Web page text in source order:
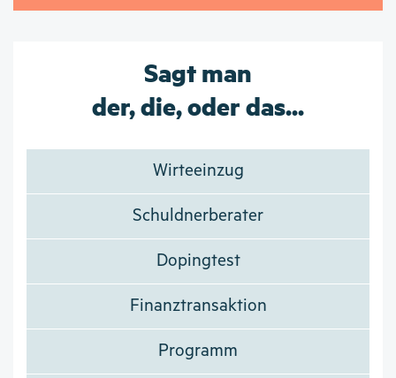
Sagt man
der, die, oder das...
Wirteeinzug
Schuldnerberater
Dopingtest
Finanztransaktion
Programm